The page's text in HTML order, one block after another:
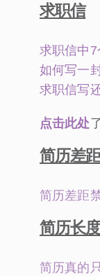
求职信
求职信中
如何写一
求职信写
点击此处
简历差
简历差距
简历长
简历真的